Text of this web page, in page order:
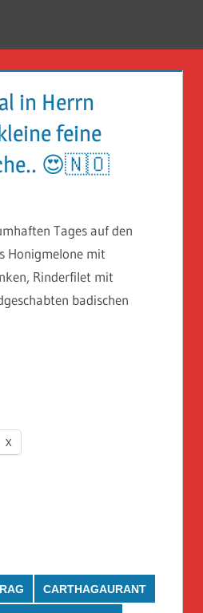
in Herrn
feine
😍🇳🇴
Tages auf den
mit
Rinderfilet mit
badischen
X
CARTHAGAURANT